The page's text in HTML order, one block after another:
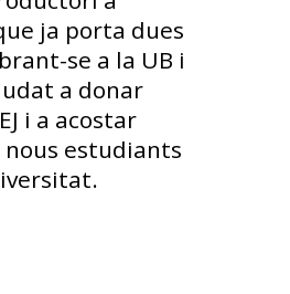
ja porta dues
se a la UB i
a donar
i a acostar
nous estudiants